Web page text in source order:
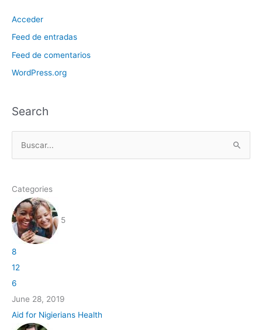
Acceder
Feed de entradas
Feed de comentarios
WordPress.org
Search
c
a
r
o
r
:
Categories
5
8
12
6
June 28, 2019
Aid for Nigierians Health